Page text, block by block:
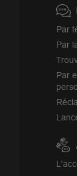
Par
Par
Par